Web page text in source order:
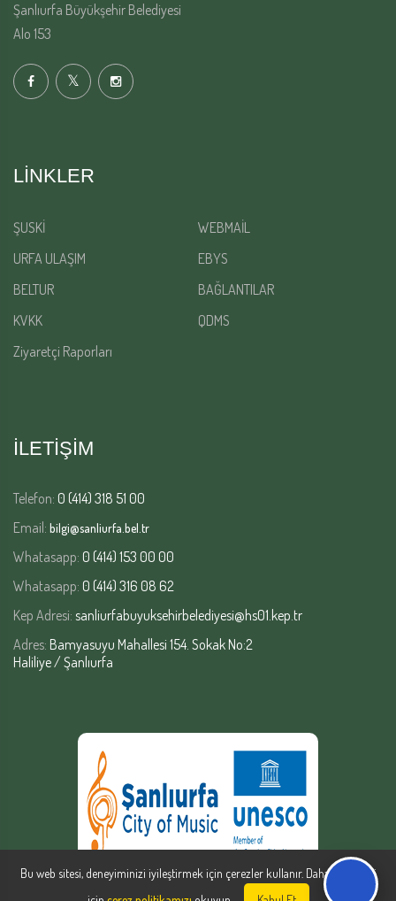
Şanlıurfa Büyükşehir Belediyesi
Alo 153
LINKLER
ŞUSKİ
WEBMAİL
URFA ULAŞIM
EBYS
BELTUR
BAĞLANTILAR
KVKK
QDMS
Ziyaretçi Raporları
İLETİŞİM
Telefon: 0 (414) 318 51 00
Email: bilgi@sanliurfa.bel.tr
Whatasapp: 0 (414) 153 00 00
Whatasapp: 0 (414) 316 08 62
Kep Adresi: sanliurfabuyuksehirbelediyesi@hs01.kep.tr
Adres: Bamyasuyu Mahallesi 154. Sokak No:2
Haliliye / Şanlıurfa
Bu web sitesi, deneyiminizi iyileştirmek için çerezler kullanır. Daha fazla bilgi